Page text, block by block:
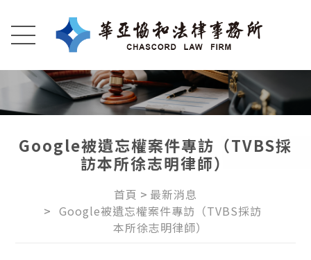
Google被遺忘權案件專訪（TVBS採
訪本所徐志明律師）
首頁
最新消息
Google被遺忘權案件專訪（TVBS採訪
本所徐志明律師）